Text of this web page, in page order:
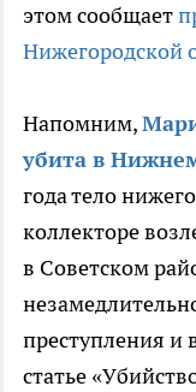
этом сообщает
Нижегородской
Напомним,
убита в
года тело
коллекторе
в Советском
преступления и
статье